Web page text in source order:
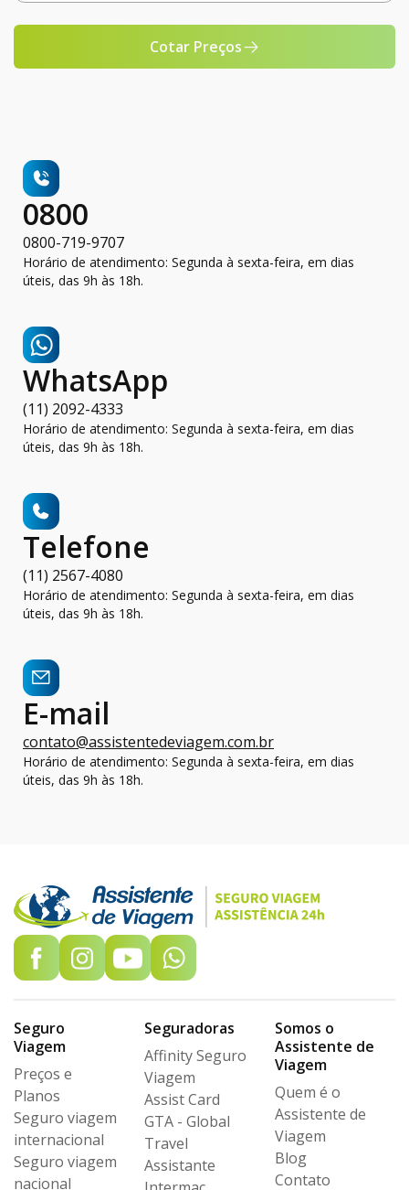
Cotar Preços
0800
0800-719-9707
Horário de atendimento: Segunda à sexta-feira, em dias
úteis, das 9h às 18h.
WhatsApp
(11) 2092-4333
Horário de atendimento: Segunda à sexta-feira, em dias
úteis, das 9h às 18h.
Telefone
(11) 2567-4080
Horário de atendimento: Segunda à sexta-feira, em dias
úteis, das 9h às 18h.
E-mail
contato@assistentedeviagem.com.br
Horário de atendimento: Segunda à sexta-feira, em dias
úteis, das 9h às 18h.
Seguro
Viagem
Preços e
Planos
Seguro viagem
internacional
Seguro viagem
nacional
Seguradoras
Affinity Seguro
Viagem
Assist Card
GTA - Global
Travel
Assistante
Somos o
Assistente de
Viagem
Quem é o
Assistente de
Viagem
Blog
Contato